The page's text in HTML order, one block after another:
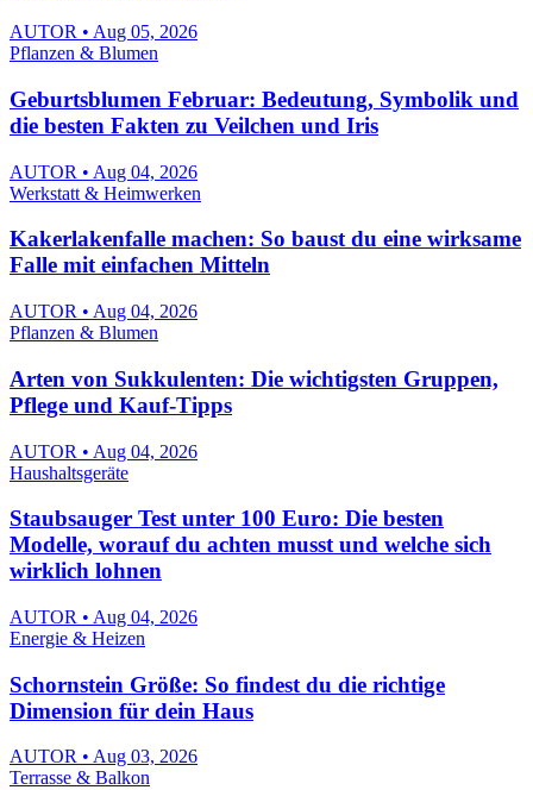
AUTOR • Aug 05, 2026
Pflanzen & Blumen
Geburtsblumen Februar: Bedeutung, Symbolik und
die besten Fakten zu Veilchen und Iris
AUTOR • Aug 04, 2026
Werkstatt & Heimwerken
Kakerlakenfalle machen: So baust du eine wirksame
Falle mit einfachen Mitteln
AUTOR • Aug 04, 2026
Pflanzen & Blumen
Arten von Sukkulenten: Die wichtigsten Gruppen,
Pflege und Kauf-Tipps
AUTOR • Aug 04, 2026
Haushaltsgeräte
Staubsauger Test unter 100 Euro: Die besten
Modelle, worauf du achten musst und welche sich
wirklich lohnen
AUTOR • Aug 04, 2026
Energie & Heizen
Schornstein Größe: So findest du die richtige
Dimension für dein Haus
AUTOR • Aug 03, 2026
Terrasse & Balkon